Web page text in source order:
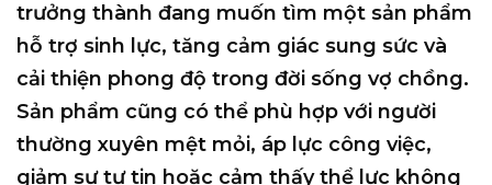
trưởng thành đang muốn tìm một sản phẩm
hỗ trợ sinh lực, tăng cảm giác sung sức và
cải thiện phong độ trong đời sống vợ chồng.
Sản phẩm cũng có thể phù hợp với người
thường xuyên mệt mỏi, áp lực công việc,
giảm sự tự tin hoặc cảm thấy thể lực không